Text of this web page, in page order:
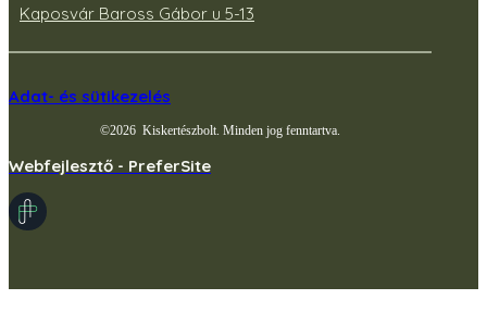
Kaposvár Baross Gábor u 5-13
Adat- és sütikezelés
©2026Kiskertészbolt. Minden jog fenntartva.
Webfejlesztő - PreferSite